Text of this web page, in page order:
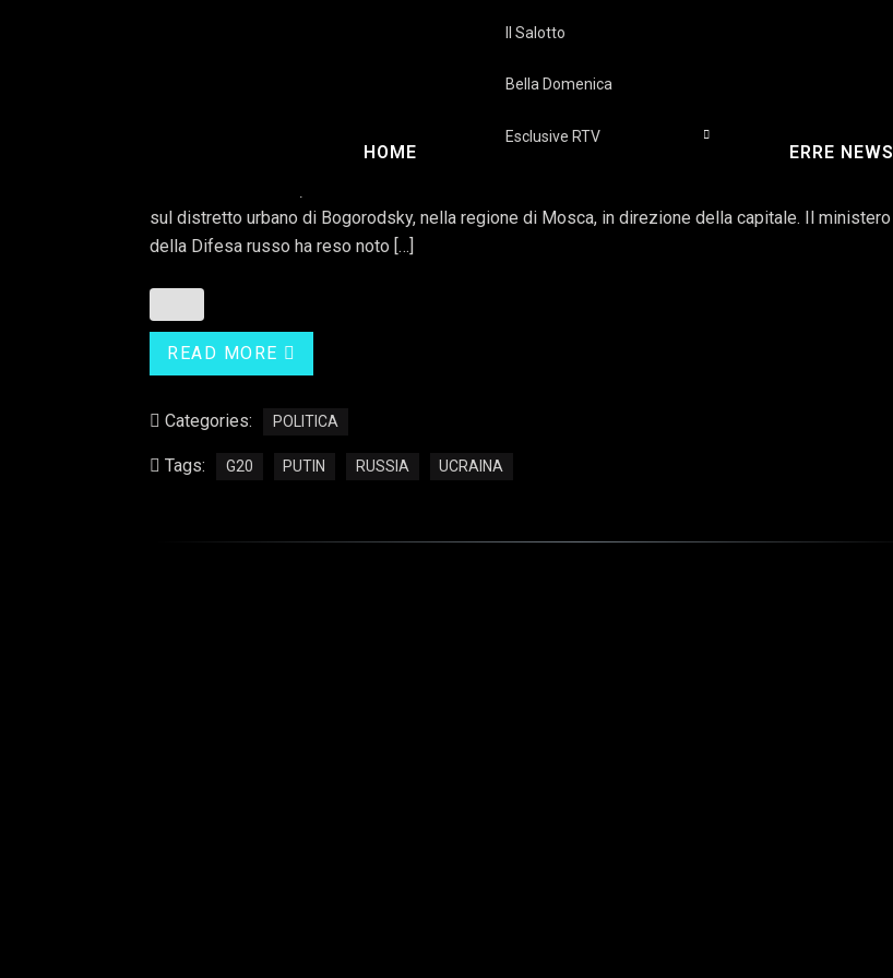
HOME
Il Salotto
Bella Domenica
Esclusive RTV
ERRE NEWS
Per la prima volta dall’inizio della guerra in Ucraina, il presidente russo Vladimir Putin parteciperà,
sul distretto urbano di Bogorodsky, nella regione di Mosca, in direzione della capitale. Il ministero
della Difesa russo ha reso noto […]
READ MORE
Categories: POLITICA
Tags: G20 PUTIN RUSSIA UCRAINA